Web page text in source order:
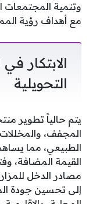
وتنمية المجتمعات
مع أهداف رؤية المملكة
الابتكار
التحويلية
يتم حالياً تطوير
المجفف،
الطبيعي، مما
القيمة المضافة،
مصادر الدخل
إلى تحسين جودة